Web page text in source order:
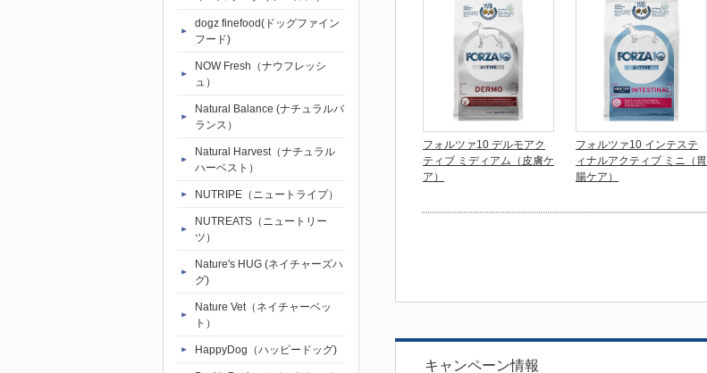
dogz finefood(ドッグファイン
フード)
NOW Fresh（ナウフレッシ
ュ）
Natural Balance (ナチュラルバ
ランス）
Natural Harvest（ナチュラル
ハーベスト）
NUTRIPE（ニュートライプ）
NUTREATS（ニュートリー
ツ）
Nature's HUG (ネイチャーズハ
グ)
Nature Vet（ネイチャーベッ
ト）
HappyDog（ハッピードッグ)
フォルツァ10 デルモアク
ティブ ミディアム（皮膚ケ
ア）
フォルツァ10 インテステ
ィナルアクティブ ミニ（胃
腸ケア）
キャンペーン情報